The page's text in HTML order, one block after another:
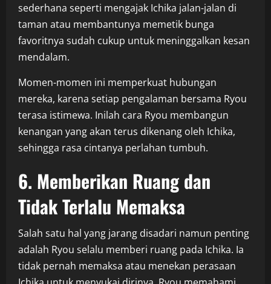
sederhana seperti mengajak Ichika jalan-jalan di
taman atau membantunya memetik bunga
favoritnya sudah cukup untuk meninggalkan kesan
mendalam.
Momen-momen ini memperkuat hubungan
mereka, karena setiap pengalaman bersama Ryou
terasa istimewa. Inilah cara Ryou membangun
kenangan yang akan terus dikenang oleh Ichika,
sehingga rasa cintanya perlahan tumbuh.
6. Memberikan Ruang dan
Tidak Terlalu Memaksa
Salah satu hal yang jarang disadari namun penting
adalah Ryou selalu memberi ruang pada Ichika. Ia
tidak pernah memaksa atau menekan perasaan